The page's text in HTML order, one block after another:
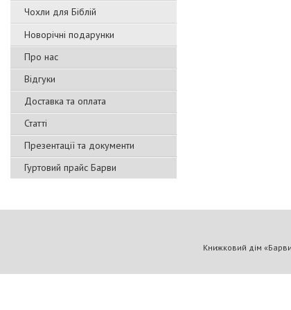
Чохли для Біблій
Новорічні подарунки
Про нас
Відгуки
Доставка та оплата
Статті
Презентації та документи
Гуртовий прайс Барви